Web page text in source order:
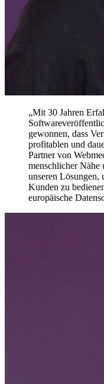
„Mit 30 Jahren
gewonnen, dass
profitablen und
Partner von
menschlicher Nähe
unseren Lösungen,
Kunden zu
europäische